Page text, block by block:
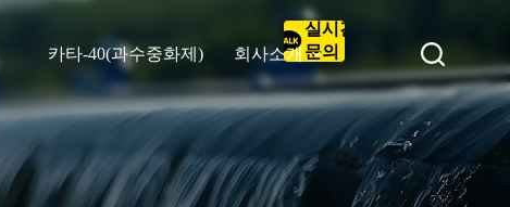
카타-40(과수중화제) 회사소개
실시간
문의